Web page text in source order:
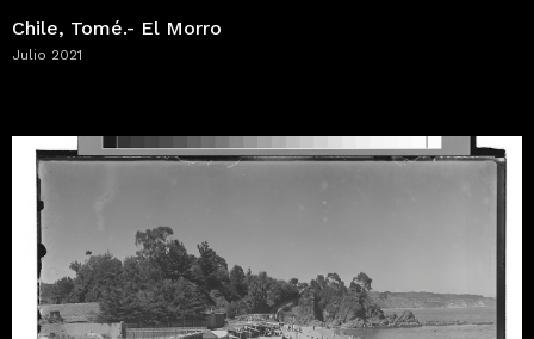
Chile, Tomé.- El Morro
Julio 2021